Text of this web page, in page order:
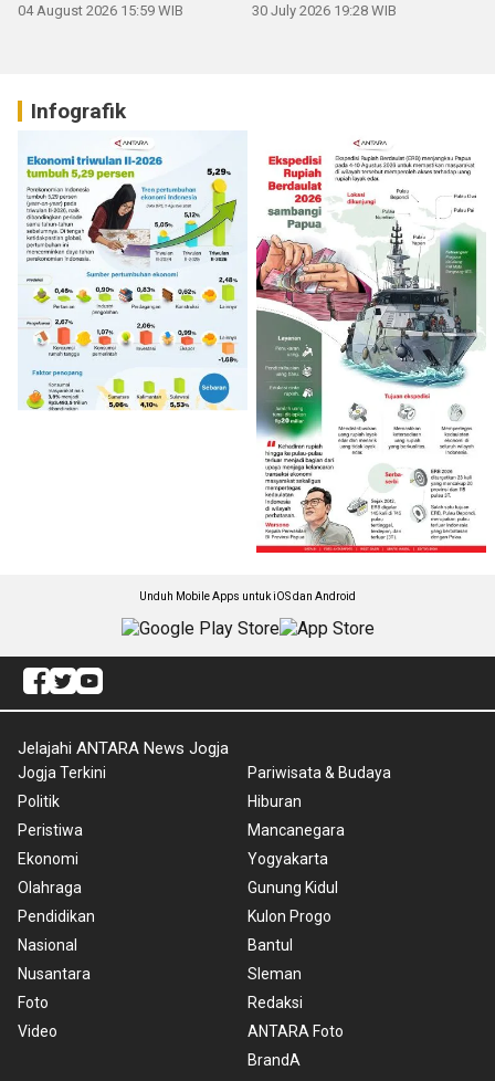
04 August 2026 15:59 WIB 30 July 2026 19:28 WIB
Infografik
Unduh Mobile Apps untuk iOS dan Android
Jelajahi ANTARA News Jogja
Jogja Terkini
Politik
Peristiwa
Ekonomi
Olahraga
Pendidikan
Nasional
Nusantara
Foto
Video
Pariwisata & Budaya
Hiburan
Mancanegara
Yogyakarta
Gunung Kidul
Kulon Progo
Bantul
Sleman
Redaksi
ANTARA Foto
BrandA